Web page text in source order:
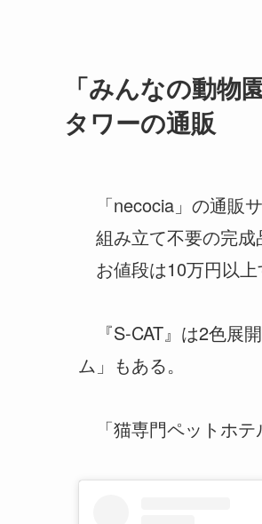
「みんなの動
タワーの通販
「necocia」の通販
組み立て不要の完成
お値段は10万円以上
『S-CAT』は2色展
ム」もある。
「猫専門ペットホテ